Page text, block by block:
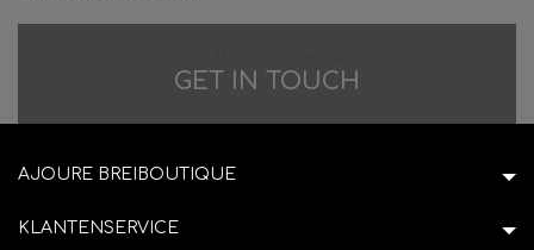
GET IN TOUCH
AJOURE BREIBOUTIQUE
KLANTENSERVICE